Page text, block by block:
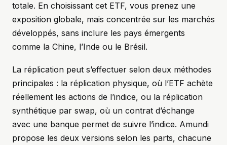
totale. En choisissant cet ETF, vous prenez une
exposition globale, mais concentrée sur les marchés
développés, sans inclure les pays émergents
comme la Chine, l’Inde ou le Brésil.
La réplication peut s’effectuer selon deux méthodes
principales : la réplication physique, où l’ETF achète
réellement les actions de l’indice, ou la réplication
synthétique par swap, où un contrat d’échange
avec une banque permet de suivre l’indice. Amundi
propose les deux versions selon les parts, chacune